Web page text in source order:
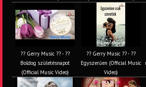
?? Gerry Music ?? - ??
Boldog születésnapot
(Official Music Video)
?? Gerry Music ?? - ??
Egyszerűen (Official Music
Video)